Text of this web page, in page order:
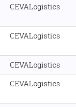
CEVALogistics
CEVALogistics
CEVALogistics
CEVALogistics